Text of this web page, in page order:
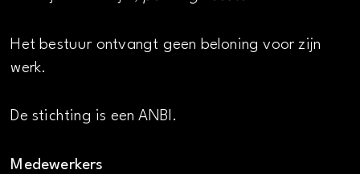
Het bestuur ontvangt geen beloning voor zijn
werk.
De stichting is een ANBI.
Medewerkers